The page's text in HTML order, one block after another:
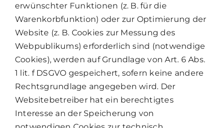
erwünschter Funktionen (z. B. für die
Warenkorbfunktion) oder zur Optimierung der
Website (z. B. Cookies zur Messung des
Webpublikums) erforderlich sind (notwendige
Cookies), werden auf Grundlage von Art. 6 Abs.
1 lit. f DSGVO gespeichert, sofern keine andere
Rechtsgrundlage angegeben wird. Der
Websitebetreiber hat ein berechtigtes
Interesse an der Speicherung von